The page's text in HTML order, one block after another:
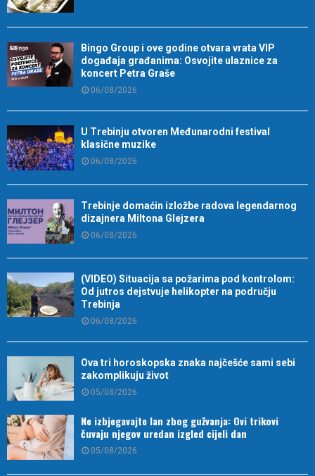
Bingo Group i ove godine otvara vrata VIP
događaja građanima: Osvojite ulaznice za
koncert Petra Graše
06/08/2026
U Trebinju otvoren Međunarodni festival
klasične muzike
06/08/2026
Trebinje domaćin izložbe radova legendarnog
dizajnera Miltona Glejzera
06/08/2026
(VIDEO) Situacija sa požarima pod kontrolom:
Od jutros dejstvuje helikopter na području
Trebinja
06/08/2026
Ova tri horoskopska znaka najčešće sami sebi
zakomplikuju život
05/08/2026
Ne izbjegavajte lan zbog gužvanja: Ovi trikovi
čuvaju njegov uredan izgled cijeli dan
05/08/2026